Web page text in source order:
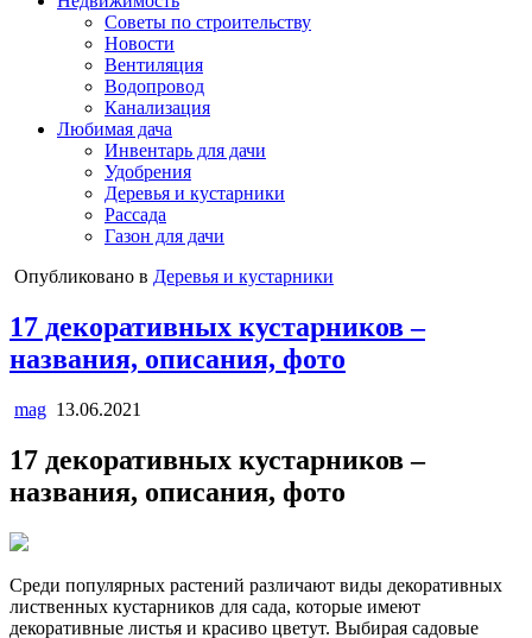
Советы по строительству
Новости
Вентиляция
Водопровод
Канализация
Любимая дача
Инвентарь для дачи
Удобрения
Деревья и кустарники
Рассада
Газон для дачи
Опубликовано в Деревья и кустарники
17 декоративных кустарников –
названия, описания, фото
mag 13.06.2021
17 декоративных кустарников –
названия, описания, фото
Среди популярных растений различают виды декоративных
лиственных кустарников для сада, которые имеют
декоративные листья и красиво цветут. Выбирая садовые